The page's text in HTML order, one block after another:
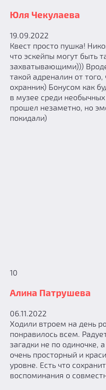
Юля Чекулаева
19.09.2022
Квест просто пушка!
что эскейпы могут быть
захватывающими)))
такой адреналин от
охранник) Бонусом как
в музее среди
прошел незаметно, но
покидали)
10
Алина Патрушева
06.11.2022
Ходили втроем на день
понравилось всем.
загадки не по одиночке,
очень просторный и
уровне. Есть что
воспоминания о